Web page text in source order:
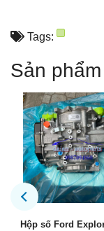
Tags:
Sản
Hộp số Ford